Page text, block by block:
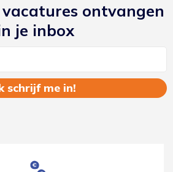
ontvangen
je inbox